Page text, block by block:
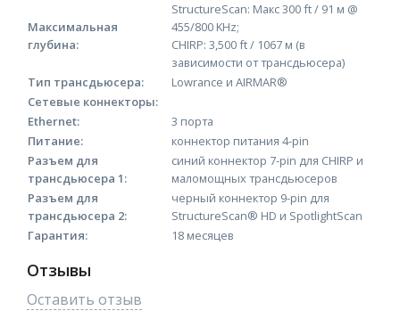
Максимальная
глубина:
StructureScan: Макс 300 ft / 91 м @
455/800 KHz;
CHIRP: 3,500 ft / 1067 м (в
зависимости от трансдьюсера)
Тип трансдьюсера:
Lowrance и AIRMAR®
Сетевые коннекторы:
Ethernet:
3 порта
Питание:
коннектор питания 4-pin
Разъем для
трансдьюсера 1:
синий коннектор 7-pin для CHIRP и
маломощных трансдьюсеров
Разъем для
трансдьюсера 2:
черный коннектор 9-pin для
StructureScan® HD и SpotlightScan
Гарантия:
18 месяцев
Отзывы
Оставить отзыв